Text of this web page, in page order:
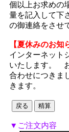
個以上お求めの
量を記入して下
の御連絡をさせ
【夏休みのお知
インターネット
いたします。
合わせにつきま
きます。
▼ご注文内容